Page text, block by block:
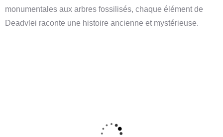
monumentales aux arbres fossilisés, chaque élément de
Deadvlei raconte une histoire ancienne et mystérieuse.